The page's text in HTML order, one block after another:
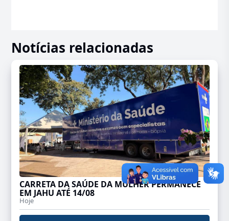
Notícias relacionadas
CARRETA DA SAÚDE DA MULHER PERMANECE
EM JAHU ATÉ 14/08
Hoje